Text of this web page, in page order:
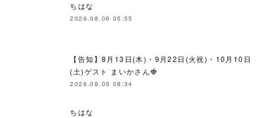
ちはな
2026.08.06 05:55
【告知】8月13日(木)・9月22日(火祝)・10月10日
(土)ゲスト まいかさん🍓
2026.08.05 08:34
ちはな